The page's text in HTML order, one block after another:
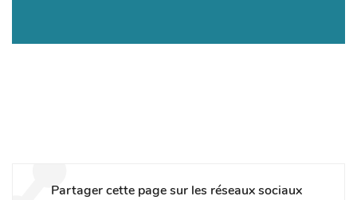
Partager cette page sur les réseaux sociaux